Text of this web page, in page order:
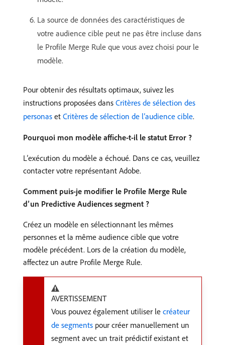
La source de données des caractéristiques de
votre audience cible peut ne pas être incluse dans
le Profile Merge Rule que vous avez choisi pour le
modèle.
Pour obtenir des résultats optimaux, suivez les
instructions proposées dans Critères de sélection des
personas et Critères de sélection de l’audience cible.
Pourquoi mon modèle affiche-t-il le statut Error ?
L’exécution du modèle a échoué. Dans ce cas, veuillez
contacter votre représentant Adobe.
Comment puis-je modifier le Profile Merge Rule
d’un Predictive Audiences segment ?
Créez un modèle en sélectionnant les mêmes
personnes et la même audience cible que votre
modèle précédent. Lors de la création du modèle,
affectez un autre Profile Merge Rule.
AVERTISSEMENT
Vous pouvez également utiliser le créateur
de segments pour créer manuellement un
segment avec un trait prédictif existant et